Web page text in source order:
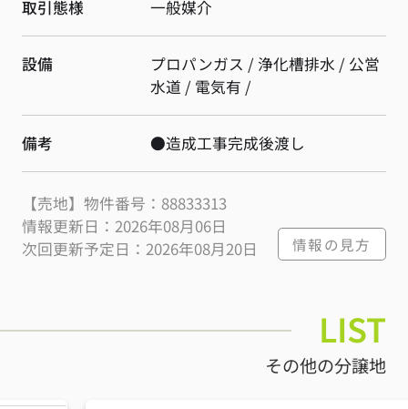
取引態様 一般媒介
設備
プロパンガス / 浄化槽排水 / 公営
水道 / 電気有 /
備考 ●造成工事完成後渡し
【売地】物件番号：88833313
情報更新日：2026年08月06日
次回更新予定日：2026年08月20日
情報の見方
LIST
その他の分譲地